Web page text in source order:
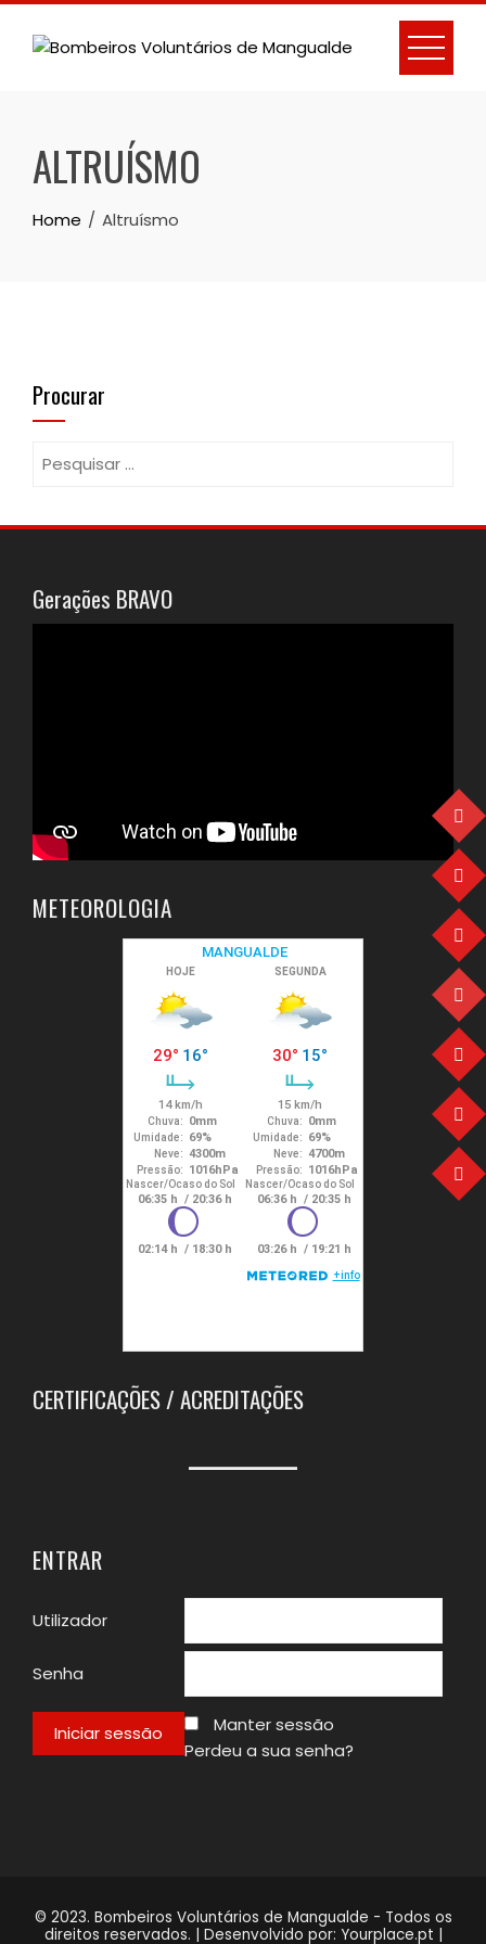
Skip
ALTRUÍSMO
Home Altruísmo
Procurar
Pesquisar
Gerações BRAVO
METEOROLOGIA
CERTIFICAÇÕES / ACREDITAÇÕES
ENTRAR
Utilizador
Senha
Manter sessão
Perdeu a sua senha?
© 2023. Bombeiros Voluntários de Mangualde - Todos os
direitos reservados. | Desenvolvido por: Yourplace.pt